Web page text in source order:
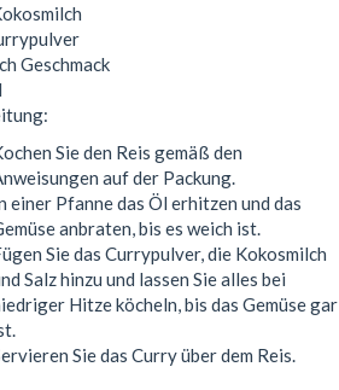
Geschmack
Sie den Reis gemäß den
auf der Packung.
einer Pfanne das Öl erhitzen und das
anbraten, bis es weich ist.
Sie das Currypulver, die Kokosmilch
Salz hinzu und lassen Sie alles bei
Hitze köcheln, bis das Gemüse gar
Sie das Curry über dem Reis.